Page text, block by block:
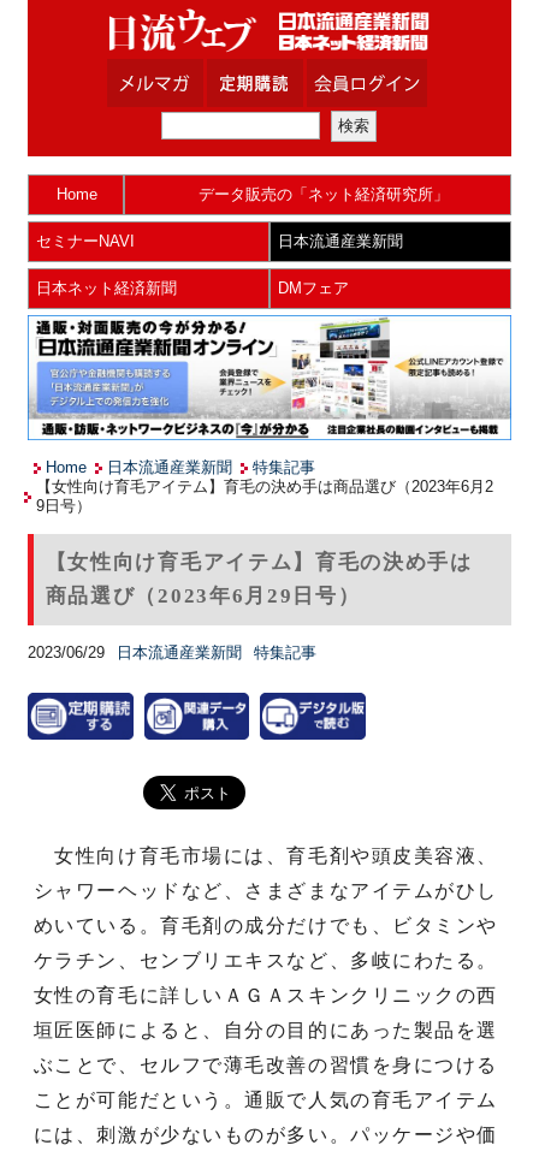
Home データ販売の「ネット経済研究所」
セミナーNAVI 日本流通産業新聞
日本ネット経済新聞 DMフェア
Home 日本流通産業新聞
特集記事
【女性向け育毛アイテム】育毛の決め手は商品選び（2023年6月2
9日号）
【女性向け育毛アイテム】育毛の決め手は
商品選び（2023年6月29日号）
2023/06/29 日本流通産業新聞 特集記事
女性向け育毛市場には、育毛剤や頭皮美容液、
シャワーヘッドなど、さまざまなアイテムがひし
めいている。育毛剤の成分だけでも、ビタミンや
ケラチン、センブリエキスなど、多岐にわたる。
女性の育毛に詳しいＡＧＡスキンクリニックの西
垣匠医師によると、自分の目的にあった製品を選
ぶことで、セルフで薄毛改善の習慣を身につける
ことが可能だという。通販で人気の育毛アイテム
には、刺激が少ないものが多い。パッケージや価